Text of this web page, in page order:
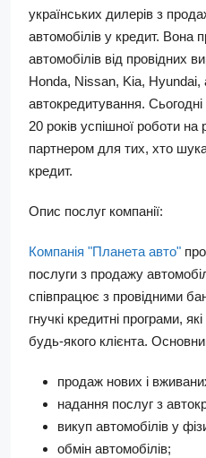
українських дилерів з
автомобілів у кредит. Вона
автомобілів від провідних
Honda, Nissan, Kia, Hyundai,
автокредитування.
20 років успішної роботи на
партнером для тих, хто
кредит.
Опис послуг компанії:
Компанія "Планета авто"
послуги з продажу
співпрацює з провідними
гнучкі кредитні програми,
будь-якого клієнта.
продаж нових і
надання послуг з
викуп автомобілів у
обмін автомобілів;